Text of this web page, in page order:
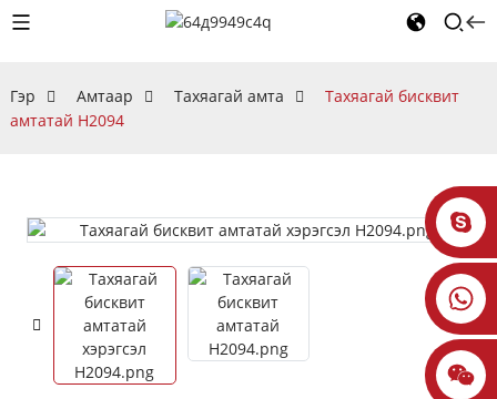
Гэр Амтаар Тахяагай амта
Тахяагай бисквит
амтатай H2094